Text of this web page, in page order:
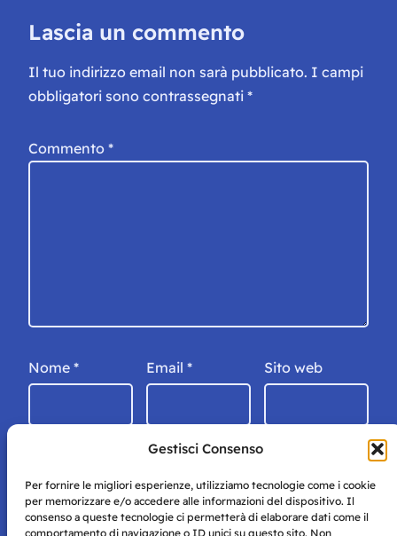
Gestisci Consenso
Per fornire le migliori esperienze, utilizziamo tecnologie come i cookie
per memorizzare e/o accedere alle informazioni del dispositivo. Il
consenso a queste tecnologie ci permetterà di elaborare dati come il
comportamento di navigazione o ID unici su questo sito. Non
Lascia un commento
Il tuo indirizzo email non sarà pubblicato. I campi
obbligatori sono contrassegnati *
Commento *
Nome * Email * Sito web